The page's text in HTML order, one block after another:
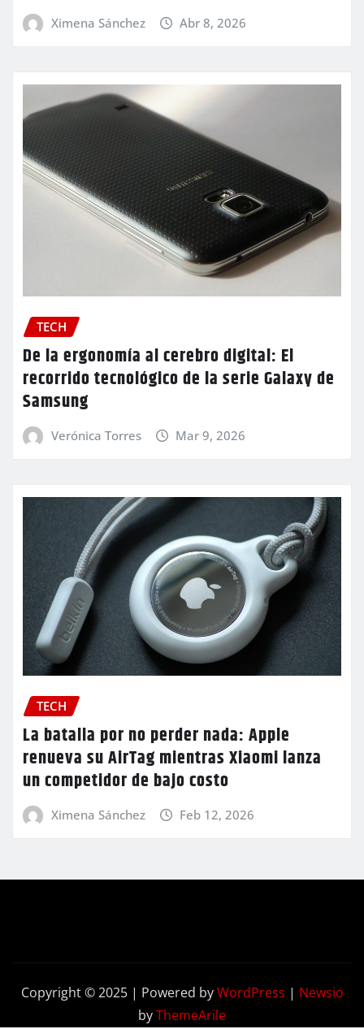
Ximena Sánchez Abr 8, 2026
TECH
De la ergonomía al cerebro digital: El
recorrido tecnológico de la serie Galaxy de
Samsung
Verónica Torres Mar 9, 2026
TECH
La batalla por no perder nada: Apple
renueva su AirTag mientras Xiaomi lanza
un competidor de bajo costo
Ximena Sánchez Feb 12, 2026
Copyright © 2025 | Powered byWordPress | Newsio
byThemeArile